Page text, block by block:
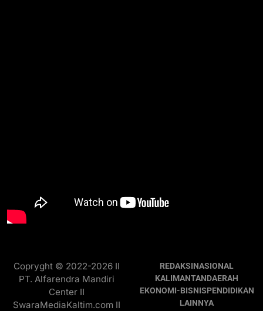
Copryght © 2022-2026 II
PT. Alfarendra Mandiri
Center II
SwaraMediaKaltim.com II
REDAKSINASIONAL
KALIMANTANDAERAH
EKONOMI-BISNISPENDIDIKAN
LAINNYA